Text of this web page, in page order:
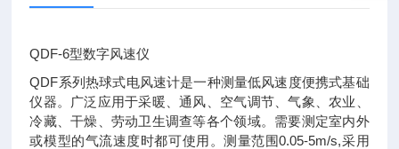
QDF-6型数字风速仪
QDF系列热球式电风速计是一种测量低风速度便携式基础
仪器。广泛应用于采暖、通风、空气调节、气象、农业、
冷藏、干燥、劳动卫生调查等各个领域。需要测定室内外
或模型的气流速度时都可使用。测量范围0.05-5m/s,采用